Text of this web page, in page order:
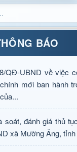
điều hành, thủ tục
BÁO
QĐ-UBND về việc
mới ban hành
soát, đánh giá thủ
xã Mường Ảng,